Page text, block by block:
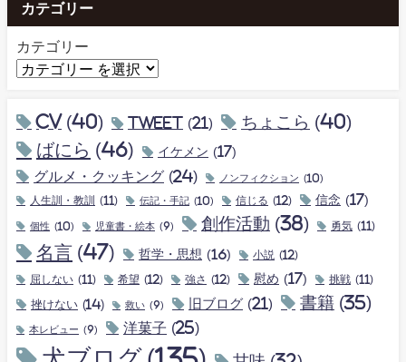
カテゴリー
カテゴリー
CV (40) tweet (21) ちょこら (40)
ばにら (46) イケメン (17)
グルメ・クッキング (24) ノンフィクション (10)
人生訓・教訓 (11) 伝記・手記 (10) 信じる (12) 信念 (17)
個性 (10) 児童書・絵本 (9) 創作活動 (38) 勇気 (11)
名言 (47) 哲学・思想 (16) 小説 (12)
屈しない (11) 希望 (12) 強さ (12) 慰め (17) 挑戦 (11)
挫けない (14) 救い (9) 旧ブログ (21) 書籍 (35)
本レビュー (9) 洋菓子 (25)